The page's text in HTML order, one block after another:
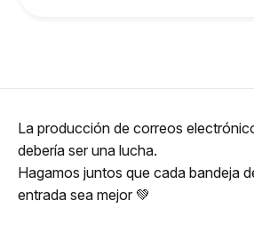
La producción de correos
debería ser una lucha.
Hagamos juntos que cada bandeja
entrada sea mejor 💚